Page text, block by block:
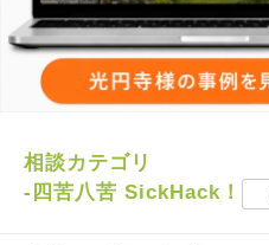
相談カテゴリ
-四苦八苦 SickHack！